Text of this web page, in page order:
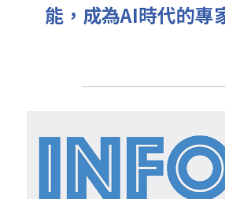
能，成為AI時代的專